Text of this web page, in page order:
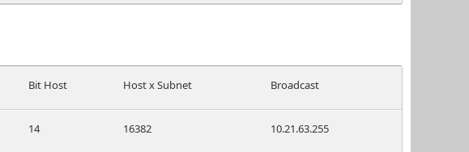
Bit Host Host x Subnet Broadcast
14 16382 10.21.63.255